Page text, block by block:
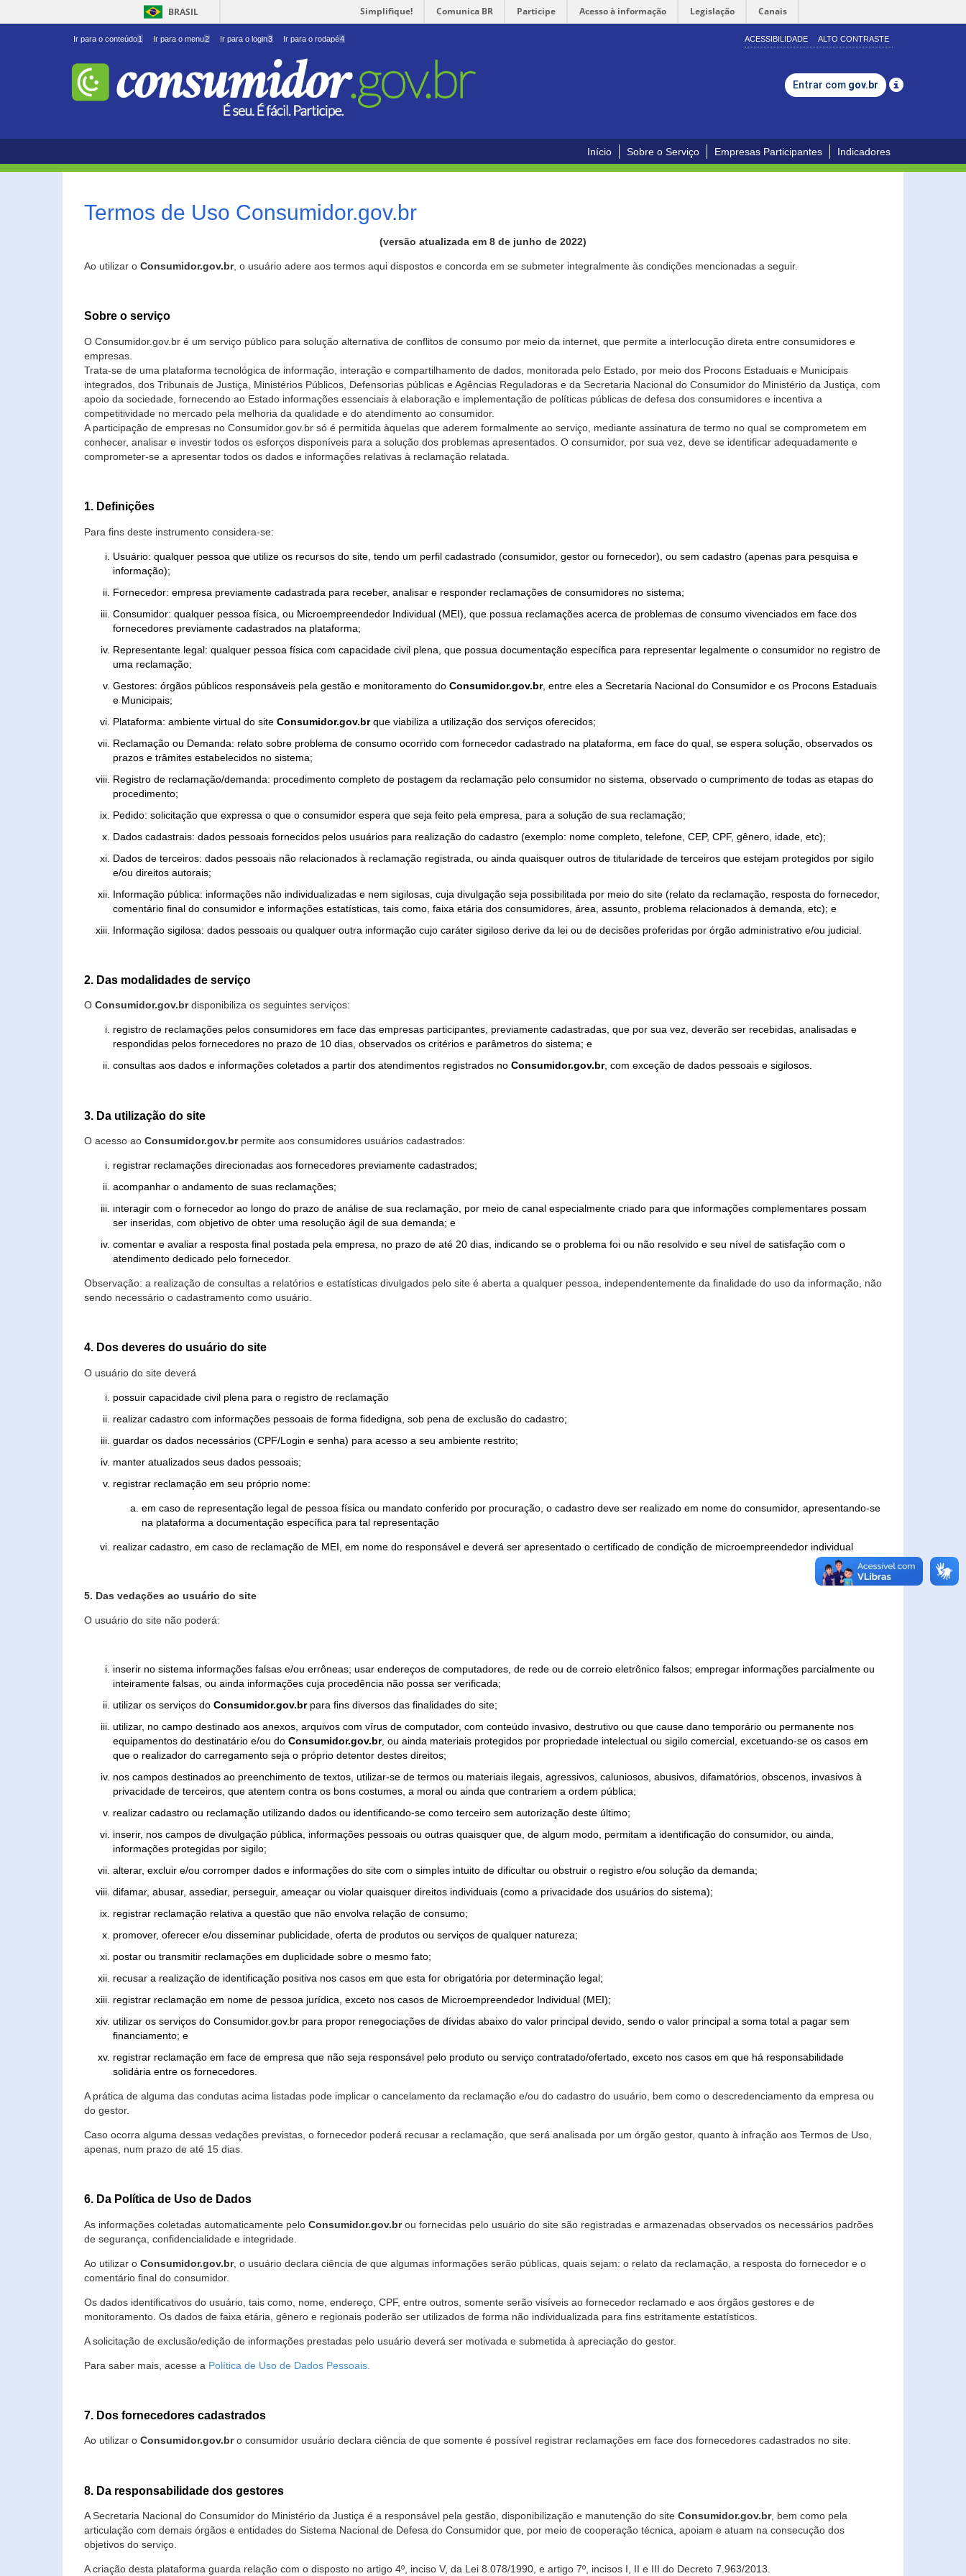
BRASIL Simplifique! Comunica BR Participe Acesso à informação Legislação Canais
Ir para o conteúdo1 Ir para o menu2 Ir para o login3 Ir para o rodapé4 ACESSIBILIDADE ALTO CONTRASTE
Entrar com gov.br
Início Sobre o Serviço Empresas Participantes Indicadores
Termos de Uso Consumidor.gov.br
(versão atualizada em 8 de junho de 2022)
Ao utilizar o Consumidor.gov.br, o usuário adere aos termos aqui dispostos e concorda em se submeter integralmente às condições mencionadas a seguir.
Sobre o serviço
O Consumidor.gov.br é um serviço público para solução alternativa de conflitos de consumo por meio da internet, que permite a interlocução direta entre consumidores e
empresas.
Trata-se de uma plataforma tecnológica de informação, interação e compartilhamento de dados, monitorada pelo Estado, por meio dos Procons Estaduais e Municipais
integrados, dos Tribunais de Justiça, Ministérios Públicos, Defensorias públicas e Agências Reguladoras e da Secretaria Nacional do Consumidor do Ministério da Justiça, com
apoio da sociedade, fornecendo ao Estado informações essenciais à elaboração e implementação de políticas públicas de defesa dos consumidores e incentiva a
competitividade no mercado pela melhoria da qualidade e do atendimento ao consumidor.
A participação de empresas no Consumidor.gov.br só é permitida àquelas que aderem formalmente ao serviço, mediante assinatura de termo no qual se comprometem em
conhecer, analisar e investir todos os esforços disponíveis para a solução dos problemas apresentados. O consumidor, por sua vez, deve se identificar adequadamente e
comprometer-se a apresentar todos os dados e informações relativas à reclamação relatada.
1. Definições
Para fins deste instrumento considera-se:
Usuário: qualquer pessoa que utilize os recursos do site, tendo um perfil cadastrado (consumidor, gestor ou fornecedor), ou sem cadastro (apenas para pesquisa e
informação);
Fornecedor: empresa previamente cadastrada para receber, analisar e responder reclamações de consumidores no sistema;
Consumidor: qualquer pessoa física, ou Microempreendedor Individual (MEI), que possua reclamações acerca de problemas de consumo vivenciados em face dos
fornecedores previamente cadastrados na plataforma;
Representante legal: qualquer pessoa física com capacidade civil plena, que possua documentação específica para representar legalmente o consumidor no registro de
uma reclamação;
Gestores: órgãos públicos responsáveis pela gestão e monitoramento do Consumidor.gov.br, entre eles a Secretaria Nacional do Consumidor e os Procons Estaduais
e Municipais;
Plataforma: ambiente virtual do site Consumidor.gov.brque viabiliza a utilização dos serviços oferecidos;
Reclamação ou Demanda: relato sobre problema de consumo ocorrido com fornecedor cadastrado na plataforma, em face do qual, se espera solução, observados os
prazos e trâmites estabelecidos no sistema;
Registro de reclamação/demanda: procedimento completo de postagem da reclamação pelo consumidor no sistema, observado o cumprimento de todas as etapas do
procedimento;
Pedido: solicitação que expressa o que o consumidor espera que seja feito pela empresa, para a solução de sua reclamação;
Dados cadastrais: dados pessoais fornecidos pelos usuários para realização do cadastro (exemplo: nome completo, telefone, CEP, CPF, gênero, idade, etc);
Dados de terceiros: dados pessoais não relacionados à reclamação registrada, ou ainda quaisquer outros de titularidade de terceiros que estejam protegidos por sigilo
e/ou direitos autorais;
Informação pública: informações não individualizadas e nem sigilosas, cuja divulgação seja possibilitada por meio do site (relato da reclamação, resposta do fornecedor,
comentário final do consumidor e informações estatísticas, tais como, faixa etária dos consumidores, área, assunto, problema relacionados à demanda, etc); e
Informação sigilosa: dados pessoais ou qualquer outra informação cujo caráter sigiloso derive da lei ou de decisões proferidas por órgão administrativo e/ou judicial.
2. Das modalidades de serviço
O Consumidor.gov.brdisponibiliza os seguintes serviços:
registro de reclamações pelos consumidores em face das empresas participantes, previamente cadastradas, que por sua vez, deverão ser recebidas, analisadas e
respondidas pelos fornecedores no prazo de 10 dias, observados os critérios e parâmetros do sistema; e
consultas aos dados e informações coletados a partir dos atendimentos registrados no Consumidor.gov.br, com exceção de dados pessoais e sigilosos.
3. Da utilização do site
O acesso ao Consumidor.gov.brpermite aos consumidores usuários cadastrados:
registrar reclamações direcionadas aos fornecedores previamente cadastrados;
acompanhar o andamento de suas reclamações;
interagir com o fornecedor ao longo do prazo de análise de sua reclamação, por meio de canal especialmente criado para que informações complementares possam
ser inseridas, com objetivo de obter uma resolução ágil de sua demanda; e
comentar e avaliar a resposta final postada pela empresa, no prazo de até 20 dias, indicando se o problema foi ou não resolvido e seu nível de satisfação com o
atendimento dedicado pelo fornecedor.
Observação: a realização de consultas a relatórios e estatísticas divulgados pelo site é aberta a qualquer pessoa, independentemente da finalidade do uso da informação, não
sendo necessário o cadastramento como usuário.
4. Dos deveres do usuário do site
O usuário do site deverá
possuir capacidade civil plena para o registro de reclamação
realizar cadastro com informações pessoais de forma fidedigna, sob pena de exclusão do cadastro;
guardar os dados necessários (CPF/Login e senha) para acesso a seu ambiente restrito;
manter atualizados seus dados pessoais;
registrar reclamação em seu próprio nome:
em caso de representação legal de pessoa física ou mandato conferido por procuração, o cadastro deve ser realizado em nome do consumidor, apresentando-se
na plataforma a documentação específica para tal representação
realizar cadastro, em caso de reclamação de MEI, em nome do responsável e deverá ser apresentado o certificado de condição de microempreendedor individual
5. Das vedações ao usuário do site
O usuário do site não poderá:
inserir no sistema informações falsas e/ou errôneas; usar endereços de computadores, de rede ou de correio eletrônico falsos; empregar informações parcialmente ou
inteiramente falsas, ou ainda informações cuja procedência não possa ser verificada;
utilizar os serviços do Consumidor.gov.brpara fins diversos das finalidades do site;
utilizar, no campo destinado aos anexos, arquivos com vírus de computador, com conteúdo invasivo, destrutivo ou que cause dano temporário ou permanente nos
equipamentos do destinatário e/ou do Consumidor.gov.br, ou ainda materiais protegidos por propriedade intelectual ou sigilo comercial, excetuando-se os casos em
que o realizador do carregamento seja o próprio detentor destes direitos;
nos campos destinados ao preenchimento de textos, utilizar-se de termos ou materiais ilegais, agressivos, caluniosos, abusivos, difamatórios, obscenos, invasivos à
privacidade de terceiros, que atentem contra os bons costumes, a moral ou ainda que contrariem a ordem pública;
realizar cadastro ou reclamação utilizando dados ou identificando-se como terceiro sem autorização deste último;
inserir, nos campos de divulgação pública, informações pessoais ou outras quaisquer que, de algum modo, permitam a identificação do consumidor, ou ainda,
informações protegidas por sigilo;
alterar, excluir e/ou corromper dados e informações do site com o simples intuito de dificultar ou obstruir o registro e/ou solução da demanda;
difamar, abusar, assediar, perseguir, ameaçar ou violar quaisquer direitos individuais (como a privacidade dos usuários do sistema);
registrar reclamação relativa a questão que não envolva relação de consumo;
promover, oferecer e/ou disseminar publicidade, oferta de produtos ou serviços de qualquer natureza;
postar ou transmitir reclamações em duplicidade sobre o mesmo fato;
recusar a realização de identificação positiva nos casos em que esta for obrigatória por determinação legal;
registrar reclamação em nome de pessoa jurídica, exceto nos casos de Microempreendedor Individual (MEI);
utilizar os serviços do Consumidor.gov.br para propor renegociações de dívidas abaixo do valor principal devido, sendo o valor principal a soma total a pagar sem
financiamento; e
registrar reclamação em face de empresa que não seja responsável pelo produto ou serviço contratado/ofertado, exceto nos casos em que há responsabilidade
solidária entre os fornecedores.
A prática de alguma das condutas acima listadas pode implicar o cancelamento da reclamação e/ou do cadastro do usuário, bem como o descredenciamento da empresa ou
do gestor.
Caso ocorra alguma dessas vedações previstas, o fornecedor poderá recusar a reclamação, que será analisada por um órgão gestor, quanto à infração aos Termos de Uso,
apenas, num prazo de até 15 dias.
6. Da Política de Uso de Dados
As informações coletadas automaticamente pelo Consumidor.gov.brou fornecidas pelo usuário do site são registradas e armazenadas observados os necessários padrões
de segurança, confidencialidade e integridade.
Ao utilizar o Consumidor.gov.br, o usuário declara ciência de que algumas informações serão públicas, quais sejam: o relato da reclamação, a resposta do fornecedor e o
comentário final do consumidor.
Os dados identificativos do usuário, tais como, nome, endereço, CPF, entre outros, somente serão visíveis ao fornecedor reclamado e aos órgãos gestores e de
monitoramento. Os dados de faixa etária, gênero e regionais poderão ser utilizados de forma não individualizada para fins estritamente estatísticos.
A solicitação de exclusão/edição de informações prestadas pelo usuário deverá ser motivada e submetida à apreciação do gestor.
Para saber mais, acesse a Política de Uso de Dados Pessoais.
7. Dos fornecedores cadastrados
Ao utilizar o Consumidor.gov.bro consumidor usuário declara ciência de que somente é possível registrar reclamações em face dos fornecedores cadastrados no site.
8. Da responsabilidade dos gestores
A Secretaria Nacional do Consumidor do Ministério da Justiça é a responsável pela gestão, disponibilização e manutenção do site Consumidor.gov.br, bem como pela
articulação com demais órgãos e entidades do Sistema Nacional de Defesa do Consumidor que, por meio de cooperação técnica, apoiam e atuam na consecução dos
objetivos do serviço.
A criação desta plataforma guarda relação com o disposto no artigo 4º, inciso V, da Lei 8.078/1990, e artigo 7º, incisos I, II e III do Decreto 7.963/2013.